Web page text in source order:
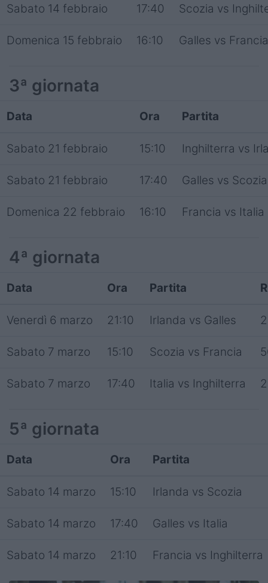
Sabato 14 febbraio 17:40 Scozia vs
Domenica 15 febbraio 16:10 Galles vs Francia
3ª giornata
Data Ora Partita
Sabato 21 febbraio 15:10 Inghilterra vs
Sabato 21 febbraio 17:40 Galles vs Scozia
Domenica 22 febbraio 16:10 Francia vs Italia
4ª giornata
Data Ora Partita
Venerdì 6 marzo 21:10 Irlanda vs Galles
Sabato 7 marzo 15:10 Scozia vs Francia
Sabato 7 marzo 17:40 Italia vs Inghilterra
5ª giornata
Data Ora Partita
Sabato 14 marzo 15:10 Irlanda vs Scozia
Sabato 14 marzo 17:40 Galles vs Italia
Sabato 14 marzo 21:10 Francia vs Inghilterra